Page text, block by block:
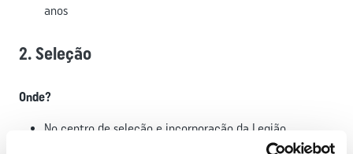
anos
2. Seleção
Onde?
No centro de seleção e incorporação da Legião